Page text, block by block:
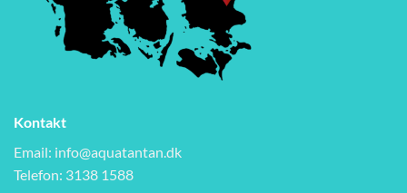
Kontakt
Email: info@aquatantan.dk
Telefon: 3138 1588